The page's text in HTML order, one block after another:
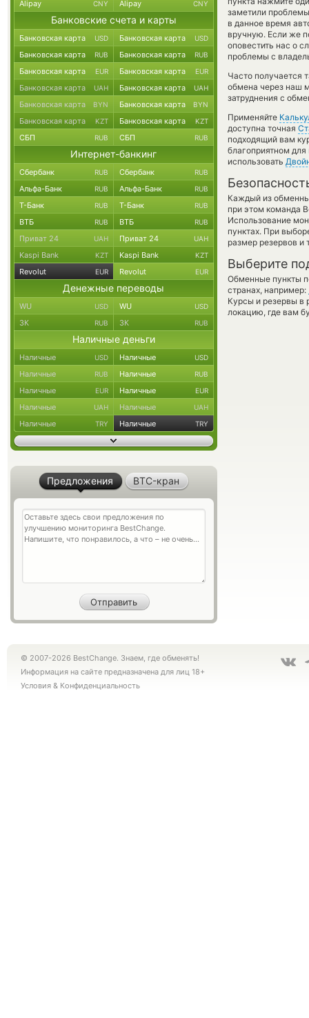
заметили
в данное время
вручную. Если же
оповестить нас о
проблемы с
Часто получается
обмена через наш
затруднения с
Применяйте
доступна точная
подходящий вам
благоприятном
использовать
Каждый из
при этом команда
Использование
пунктах. При
размер резервов и
Выберите
Обменные пункты
странах, например:
Курсы и резервы в
локацию, где вам
Alipay CNY Alipay CNY
Банковские счета и карты
Банковская карта USD Банковская карта USD
Банковская карта RUB Банковская карта RUB
Банковская карта EUR Банковская карта EUR
Банковская карта UAH Банковская карта UAH
Банковская карта BYN Банковская карта BYN
Банковская карта KZT Банковская карта KZT
СБП RUB СБП RUB
Интернет-банкинг
Сбербанк RUB Сбербанк RUB
Альфа-Банк RUB Альфа-Банк RUB
Т-Банк RUB Т-Банк RUB
ВТБ RUB ВТБ RUB
Приват 24 UAH Приват 24 UAH
Kaspi Bank KZT Kaspi Bank KZT
Revolut EUR Revolut EUR
Денежные переводы
WU USD WU USD
ЗК RUB ЗК RUB
Наличные деньги
Наличные USD Наличные USD
Наличные RUB Наличные RUB
Наличные EUR Наличные EUR
Наличные UAH Наличные UAH
Наличные TRY Наличные TRY
Предложения BTC-кран
© 2007-2026 BestChange. Знаем, где обменять!
Информация на сайте предназначена для лиц 18+
Условия & Конфиденциальность